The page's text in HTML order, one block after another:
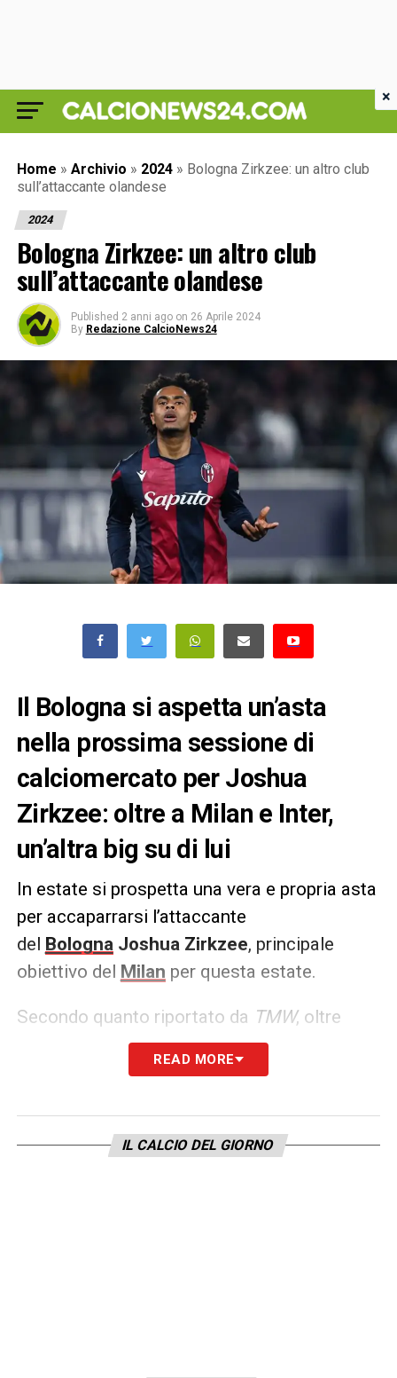
Home » Archivio » 2024 » Bologna Zirkzee: un altro club
sull’attaccante olandese
2024
Bologna Zirkzee: un altro club
sull’attaccante olandese
Published 2 anni ago on 26 Aprile 2024
By Redazione CalcioNews24
Il Bologna si aspetta un’asta
nella prossima sessione di
calciomercato per Joshua
Zirkzee: oltre a Milan e Inter,
un’altra big su di lui
In estate si prospetta una vera e propria asta
per accaparrarsi l’attaccante
del Bologna Joshua Zirkzee, principale
obiettivo del Milan per questa estate.
Secondo quanto riportato da TMW, oltre
all’interesse diMilan ed Inter, nelle ultime
settimane anche laJuventusha palesato il
talento in caso di cessione di
READ MORE
IL CALCIO DEL GIORNO
×